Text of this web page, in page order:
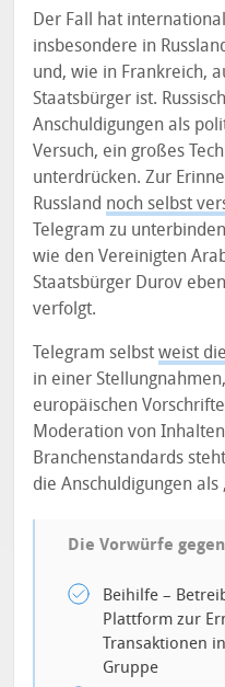
Der Fall hat
insbesondere in
und, wie in Frankreich,
Staatsbürger ist.
Anschuldigungen als
Versuch, ein großes
unterdrücken. Zur
Russland noch selbst
Telegram zu
wie den Vereinigten
Staatsbürger Durov
verfolgt.
Telegram selbstweist
in einer
europäischen
Moderation von
Branchenstandards
die Anschuldigungen als
Die Vorwürfe
Beihilfe –
Plattform zur
Transaktionen
Gruppe